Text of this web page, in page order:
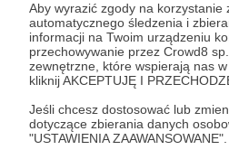
Aby wyrazić zgody na korzystanie
automatycznego śledzenia i
informacji na Twoim urządzeniu
przechowywanie przez Crowd8
zewnętrzne, które wspierają nas w
kliknij AKCEPTUJĘ I
Jeśli chcesz dostosować lub
dotyczące zbierania danych
"USTAWIENIA ZAAWANSOWANE".
Komentarz użytkownika